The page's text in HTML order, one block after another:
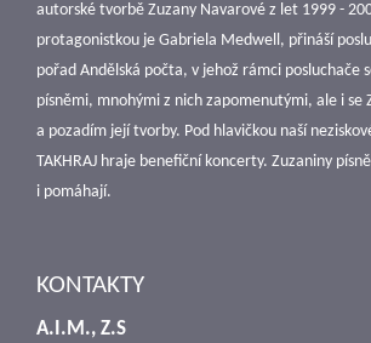
autorské tvorbě Zuzany Navarové z let 1999 -
protagonistkou je Gabriela Medwell, přináší
pořad Andělská počta, v jehož rámci posluchače
písněmi, mnohými z nich zapomenutými, ale i se
a pozadím její tvorby. Pod hlavičkou naší
TAKHRAJ hraje benefiční koncerty. Zuzaniny
i pomáhají.
KONTAKTY
A.I.M., Z.S